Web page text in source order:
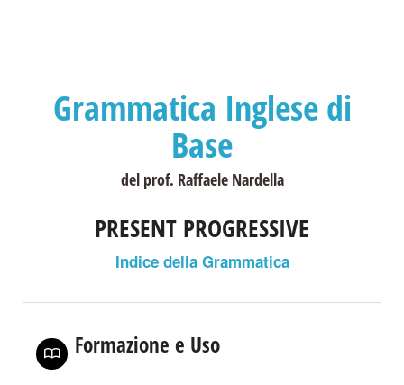
Grammatica Inglese di
Base
del prof. Raffaele Nardella
PRESENT PROGRESSIVE
Indice della Grammatica
Formazione e Uso